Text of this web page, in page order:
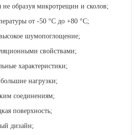
не образуя микротрещин и сколов;
от -50 °C до +80 °C;
шумопоглощение;
свойствами;
характеристики;
нагрузки;
соединениям;
поверхность;
дизайн;